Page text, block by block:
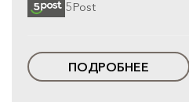
5Post
ПОДРОБНЕЕ